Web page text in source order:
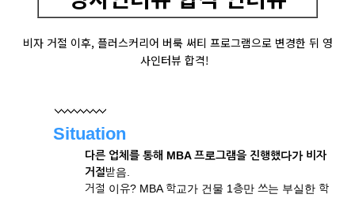
비자 거절 이후, 플러스커리어 버룩 써티 프로그램으로 변경한 뒤 영
사인터뷰 합격!
Situation
다른 업체를 통해 MBA 프로그램을 진행했다가 비자
거절받음.
거절 이유? MBA 학교가 건물 1층만 쓰는 부실한 학